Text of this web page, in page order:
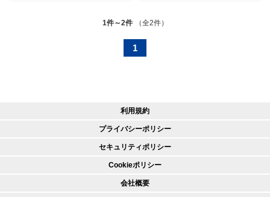
1件～2件 （全2件）
1
利用規約
プライバシーポリシー
セキュリティポリシー
Cookieポリシー
会社概要